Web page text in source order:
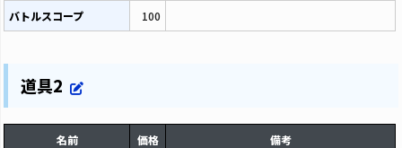
バトルスコープ
100
道具2
名前 価格
備考